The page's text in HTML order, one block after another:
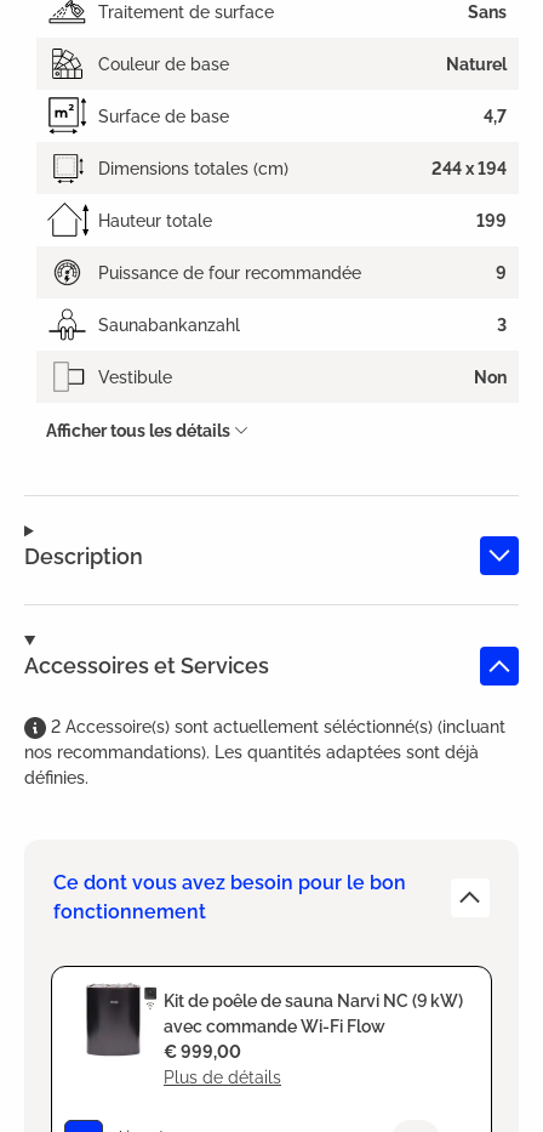
Description
Accessoires et Services
2 Accessoire(s) sont actuellement séléctionné(s) (incluant
nos recommandations). Les quantités adaptées sont déjà
définies.
Ce dont vous avez besoin pour le bon
fonctionnement
Kit de poêle de sauna Narvi NC (9 kW)
avec commande Wi-Fi Flow
Plus de détails
€ 999,00
Traitement de surface Sans
Couleur de base Naturel
Surface de base 4,7
Dimensions totales (cm) 244 x 194
Hauteur totale 199
Puissance de four recommandée 9
Saunabankanzahl 3
Vestibule Non
Afficher tous les détails